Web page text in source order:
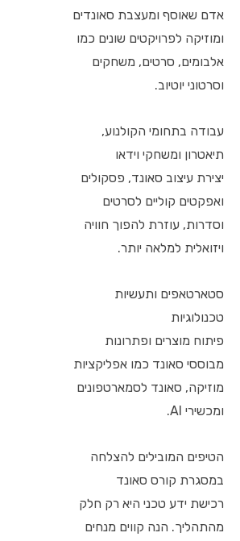
אדם שאוסף ומעצבת סאונדים
ומוזיקה לפרויקטים שונים כמו
אלבומים, סרטים, משחקים
וסרטוני יוטיוב.
עבודה בתחומי הקולנוע,
תיאטרון ומשחקי וידאו
יצירת עיצוב סאונד, פסקולים
ואפקטים קוליים לסרטים
וסדרות, עוזרת להפוך חוויה
ויזואלית למלאה יותר.
סטארטאפים ותעשיות
טכנולוגיות
פיתוח מוצרים ופתרונות
מבוססי סאונד כמו אפליקציות
מוזיקה, סאונד לסמארטפונים
ומכשירי AI.
הטיפים המובילים להצלחה
במסגרת קורס סאונד
רכישת ידע טכני היא רק חלק
מהתהליך. הנה קווים מנחים